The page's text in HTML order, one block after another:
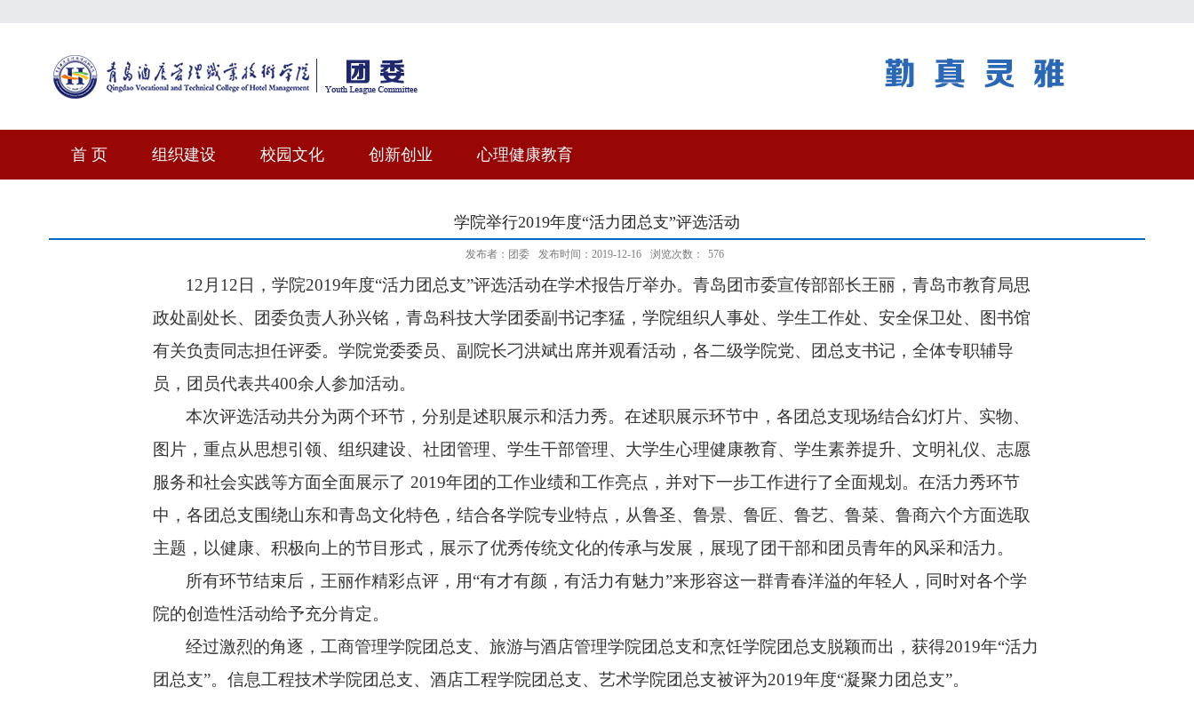
首 页 组织建设 校园文化 创新创业 心理健康教育
学院举行2019年度“活力团总支”评选活动
发布者：团委 发布时间：2019-12-16 浏览次数： 576
12 月 12 日，学院2019年度“活力团总支”评选活动在学术报告厅举办。青岛团市委宣传部部长王丽，青岛市教育局思
政处副处长、团委负责人孙兴铭，青岛科技大学团委副书记李猛，学院组织人事处、学生工作处、安全保卫处、图书馆
有关负责同志担任评委。学院党委委员、副院长刁洪斌出席并观看活动，各二级学院党、团总支书记，全体专职辅导
员，团员代表共400余人参加活动。
本次评选活动共分为两个环节，分别是述职展示和活力秀。在述职展示环节中，各团总支现场结合幻灯片、实物、
图片，重点从思想引领、组织建设、社团管理、学生干部管理、大学生心理健康教育、学生素养提升、文明礼仪、志愿
服务和社会实践等方面全面展示了 2019年团的工作业绩和工作亮点，并对下一步工作进行了全面规划。在活力秀环节
中，各团总支围绕山东和青岛文化特色，结合各学院专业特点，从鲁圣、鲁景、鲁匠、鲁艺、鲁菜、鲁商六个方面选取
主题，以健康、积极向上的节目形式，展示了优秀传统文化的传承与发展，展现了团干部和团员青年的风采和活力。
所有环节结束后，王丽作精彩点评，用“有才有颜，有活力有魅力”来形容这一群青春洋溢的年轻人，同时对各个学
院的创造性活动给予充分肯定。
经过激烈的角逐，工商管理学院团总支、旅游与酒店管理学院团总支和烹饪学院团总支脱颖而出，获得2019年“活力
团总支”。信息工程技术学院团总支、酒店工程学院团总支、艺术学院团总支被评为2019年度“凝聚力团总支”。